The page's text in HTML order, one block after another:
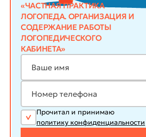
«ЧАСТНАЯ ПРАКТИКА
ЛОГОПЕДА. ОРГАНИЗАЦИЯ И
СОДЕРЖАНИЕ РАБОТЫ
ЛОГОПЕДИЧЕСКОГО
КАБИНЕТА»
Прочитал и принимаю
политику конфиденциальности